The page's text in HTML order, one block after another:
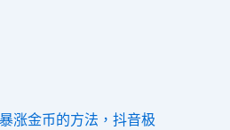
涨金币的方法，抖音极